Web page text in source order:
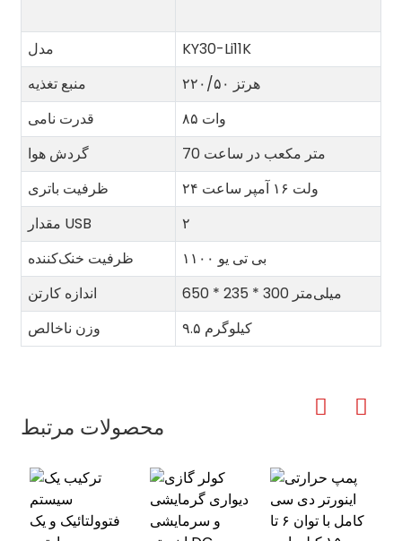
مدل
KY30-Li11K
منبع تغذیه
۲۲۰/۵۰ هرتز
قدرت نامی
۸۵ وات
گردش هوا
70 متر مکعب در ساعت
ظرفیت باتری
۲۴ ولت ۱۶ آمپر ساعت
مقدار USB
۲
ظرفیت خنک‌کننده
۱۱۰۰ بی تی یو
اندازه کارتن
650 * 235 * 300 میلی‌متر
وزن ناخالص
۹.۵ کیلوگرم
محصولات مرتبط